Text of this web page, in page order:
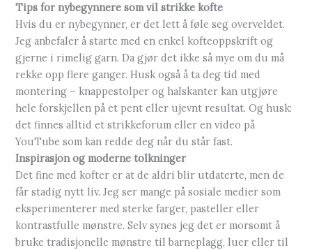
Tips for nybegynnere som vil strikke kofte
Hvis du er nybegynner, er det lett å føle seg overveldet.
Jeg anbefaler å starte med en enkel kofteoppskrift og
gjerne i rimelig garn. Da gjør det ikke så mye om du må
rekke opp flere ganger. Husk også å ta deg tid med
montering – knappestolper og halskanter kan utgjøre
hele forskjellen på et pent eller ujevnt resultat. Og husk:
det finnes alltid et strikkeforum eller en video på
YouTube som kan redde deg når du står fast.
Inspirasjon og moderne tolkninger
Det fine med kofter er at de aldri blir utdaterte, men de
får stadig nytt liv. Jeg ser mange på sosiale medier som
eksperimenterer med sterke farger, pasteller eller
kontrastfulle mønstre. Selv synes jeg det er morsomt å
bruke tradisjonelle mønstre til barneplagg, luer eller til